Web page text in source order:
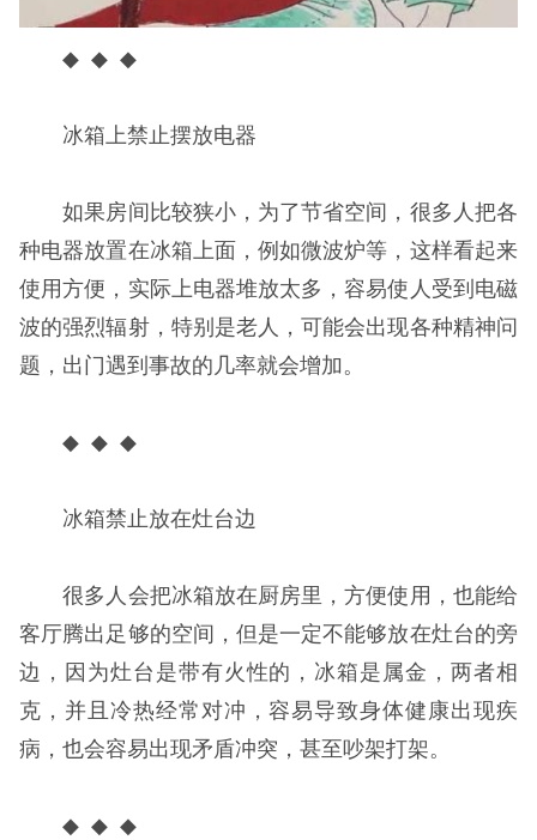
◆ ◆ ◆
冰箱上禁止摆放电器
如果房间比较狭小，为了节省空间，很多人把各
种电器放置在冰箱上面，例如微波炉等，这样看起来
使用方便，实际上电器堆放太多，容易使人受到电磁
波的强烈辐射，特别是老人，可能会出现各种精神问
题，出门遇到事故的几率就会增加。
◆ ◆ ◆
冰箱禁止放在灶台边
很多人会把冰箱放在厨房里，方便使用，也能给
客厅腾出足够的空间，但是一定不能够放在灶台的旁
边，因为灶台是带有火性的，冰箱是属金，两者相
克，并且冷热经常对冲，容易导致身体健康出现疾
病，也会容易出现矛盾冲突，甚至吵架打架。
◆ ◆ ◆